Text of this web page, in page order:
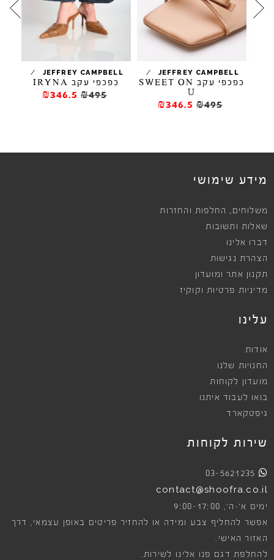
JEFFREY CAMPBELL
/
כפכפי עקב SWEET ON
U
₪495
₪346.5
JEFFREY CAMPBELL
/
כפכפי עקב IRYNA
₪495
₪346.5
מידע שימושי
משלוחים , החלפות והחזרות
שאלות ותשובות
דברו אלינו
הצהרת נגישות
תקנון אתר ומועדון
מדיניות פרטיות וקוקיז
עלינו
אודות
החנויות שלנו
מועדון לקוחות
בואו לעבוד איתנו
גיפטקארד
שירות לקוחות
03-5621235
contact@shoofra.co.il
ימים א׳-ה׳, 9:00-17:00
אפשר להחליף צבע ומידה או להחזיר פריטים באופן עצמאי, דרך
האזור האישי.
להחלפת דגם פנו אלינו לשירות.